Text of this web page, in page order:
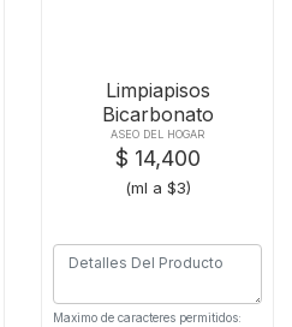
Limpiapisos
Bicarbonato
Bondix5000 Ml
ASEO DEL HOGAR
$ 14,400
(ml a $3)
Maximo de caracteres permitidos: